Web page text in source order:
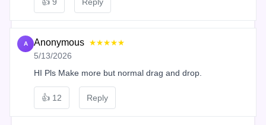
👍 9 Reply
A Anonymous ★★★★★
5/13/2026
HI Pls Make more but normal drag and drop.
👍 12 Reply